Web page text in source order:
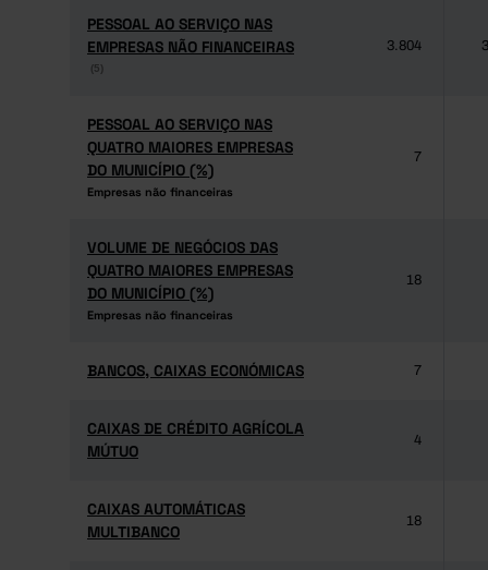
PESSOAL AO SERVIÇO NAS
EMPRESAS NÃO FINANCEIRAS
(5)
PESSOAL AO SERVIÇO NAS
EMPRESAS NÃO FINANCEIRAS
(5)
3.804
PESSOAL AO SERVIÇO NAS
QUATRO MAIORES EMPRESAS
DO MUNICÍPIO (%)
Empresas não financeiras
PESSOAL AO SERVIÇO NAS
QUATRO MAIORES EMPRESAS
DO MUNICÍPIO (%)
Empresas não financeiras
7
VOLUME DE NEGÓCIOS DAS
QUATRO MAIORES EMPRESAS
DO MUNICÍPIO (%)
Empresas não financeiras
VOLUME DE NEGÓCIOS DAS
QUATRO MAIORES EMPRESAS
DO MUNICÍPIO (%)
Empresas não financeiras
18
BANCOS, CAIXAS ECONÓMICAS
BANCOS, CAIXAS ECONÓMICAS 7
CAIXAS DE CRÉDITO AGRÍCOLA
MÚTUO
CAIXAS DE CRÉDITO AGRÍCOLA
MÚTUO
4
CAIXAS AUTOMÁTICAS
MULTIBANCO
CAIXAS AUTOMÁTICAS
MULTIBANCO
18